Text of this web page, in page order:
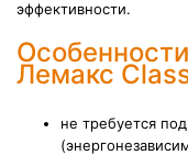
эффективности.
Особенности
Лемакс
не требуется